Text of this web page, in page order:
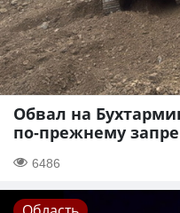
Обвал на
по-прежнему
6486